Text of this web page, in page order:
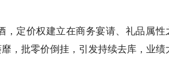
，定价权建立在商务宴请、礼品属
，批零价倒挂，引发持续去库，业绩